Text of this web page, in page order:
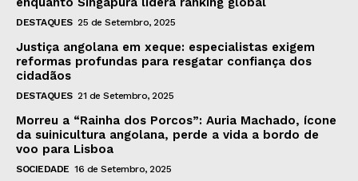
DESTAQUES 25 de Setembro, 2025
Justiça angolana em xeque: especialistas exigem
reformas profundas para resgatar confiança dos
cidadãos
DESTAQUES 21 de Setembro, 2025
Morreu a “Rainha dos Porcos”: Auria Machado, ícone
da suinicultura angolana, perde a vida a bordo de
voo para Lisboa
SOCIEDADE 16 de Setembro, 2025